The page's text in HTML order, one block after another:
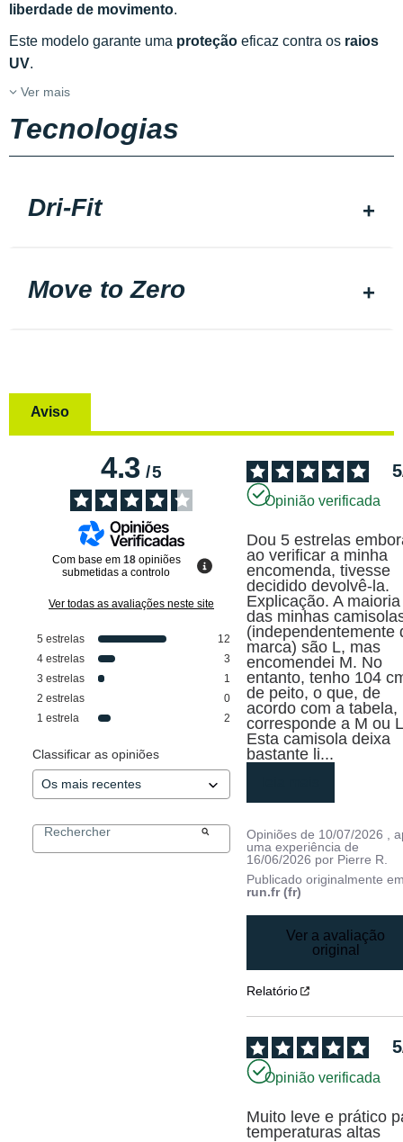
liberdade de movimento.
Este modelo garante uma proteção eficaz contra os raios
UV.
Ver mais
Tecnologias
Dri-Fit
Move to Zero
Aviso
4.3/5
Com base em 18 opiniões
submetidas a controlo
Ver todas as avaliações neste site
5 estrelas
12
4 estrelas
3
3 estrelas
1
2 estrelas
0
1 estrela 2
Classificar as opiniões
5
Opinião verificada
Dou 5 estrelas
ao verificar a minha
encomenda, tivesse
decidido devolvê-la.
Explicação. A maioria
das minhas
(independentemente
marca) são L, mas
encomendei M. No
entanto, tenho 104
de peito, o que, de
acordo com a tabela,
corresponde a M ou
Esta camisola deixa
bastante li...
Opiniões de 10/07/2026
,
uma experiência de
16/06/2026 por Pierre R.
Publicado originalmente
run.fr (fr)
Ver a avaliação
original
Relatório
5
Opinião verificada
Muito leve e prático
temperaturas altas